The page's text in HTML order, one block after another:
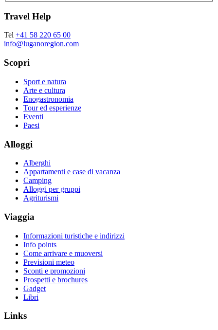
Travel Help
Tel +41 58 220 65 00
info@luganoregion.com
Scopri
Sport e natura
Arte e cultura
Enogastronomia
Tour ed esperienze
Eventi
Paesi
Alloggi
Alberghi
Appartamenti e case di vacanza
Camping
Alloggi per gruppi
Agriturismi
Viaggia
Informazioni turistiche e indirizzi
Info points
Come arrivare e muoversi
Previsioni meteo
Sconti e promozioni
Prospetti e brochures
Gadget
Libri
Links